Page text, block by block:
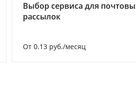
Выбор сервиса для
рассылок
От 0.13 руб./месяц